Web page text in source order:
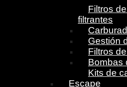
Filtros
filtrantes
Gestión
Filtros
Bombas
Kits de
Escape